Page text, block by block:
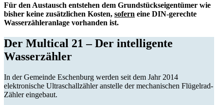
Für den Austausch entstehen dem Grundstückseigentümer wie
bisher keine zusätzlichen Kosten, sofern eine DIN-gerechte
Wasserzähleranlage vorhanden ist.
Der Multical 21 – Der intelligente
Wasserzähler
In der Gemeinde Eschenburg werden seit dem Jahr 2014
elektronische Ultraschallzähler anstelle der mechanischen Flügelrad-
Zähler eingebaut.